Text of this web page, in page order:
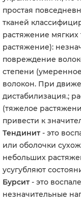
простая
тканей
растяжение мягких
растяжение):
повреждение
степени
волокон. При
дистабилизация.;
(тяжелое
привести к
Тендинит - это
или оболочки
небольших
усугубляют
Бурсит - это
незначительные